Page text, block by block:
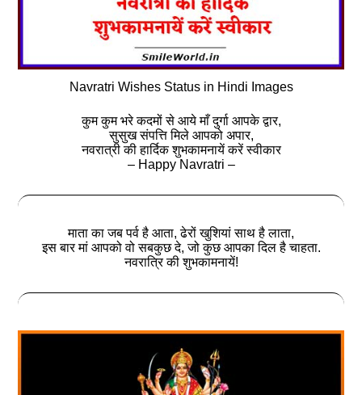
Navratri Wishes Status in Hindi Images
कुम कुम भरे कदमों से आये माँ दुर्गा आपके द्वार,
सुसुख संपत्ति मिले आपको अपार,
नवरात्री की हार्दिक शुभकामनायें करें स्वीकार
– Happy Navratri –
माता का जब पर्व है आता, ढेरों खुशियां साथ है लाता,
इस बार मां आपको वो सबकुछ दे, जो कुछ आपका दिल है चाहता.
नवरात्रि की शुभकामनायें!